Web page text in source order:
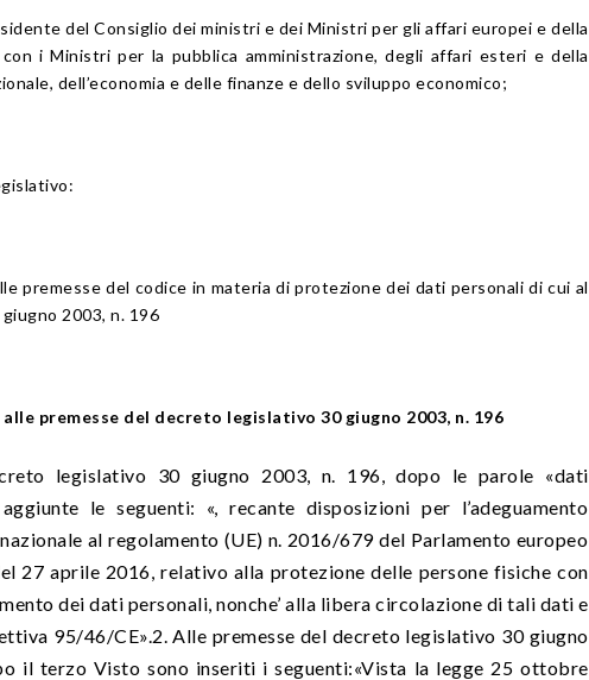
del Consiglio dei ministri e dei Ministri per gli affari europei e della
i Ministri per la pubblica amministrazione, degli affari esteri e della
dell’economia e delle finanze e dello sviluppo economico;
premesse del codice in materia di protezione dei dati personali di cui al
2003, n. 196
premesse del decreto legislativo 30 giugno 2003, n. 196
legislativo 30 giugno 2003, n. 196, dopo le parole «dati
le seguenti: «, recante disposizioni per l’adeguamento
al regolamento (UE) n. 2016/679 del Parlamento europeo
27 aprile 2016, relativo alla protezione delle persone fisiche con
dei dati personali, nonche’ alla libera circolazione di tali dati e
95/46/CE».2. Alle premesse del decreto legislativo 30 giugno
il terzo Visto sono inseriti i seguenti:«Vista la legge 25 ottobre